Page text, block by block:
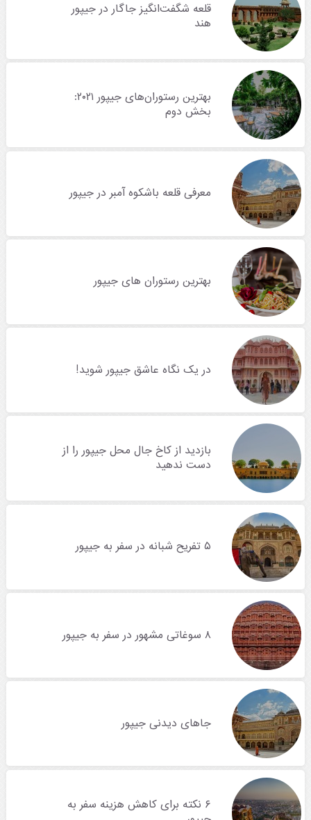
قلعه شگفت‌انگیز جاگار در جیپور
هند
بهترین رستوران‌های جیپور ۲۰۲۱:
بخش دوم
معرفی قلعه باشکوه آمبر در جیپور
بهترین رستوران های جیپور
در یک نگاه عاشق جیپور شوید!
بازدید از کاخ جال محل جیپور را از
دست ندهید
۵ تفریح شبانه در سفر به جیپور
۸ سوغاتی مشهور در سفر به جیپور
جاهای دیدنی جیپور
۶ نکته برای کاهش هزینه سفر به